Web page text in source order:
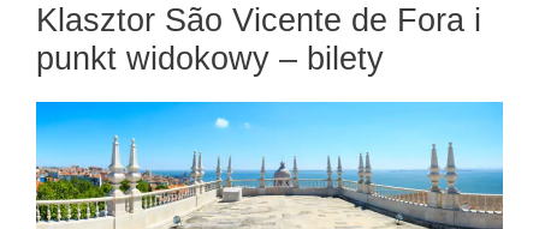
Klasztor São Vicente de Fora i
punkt widokowy – bilety